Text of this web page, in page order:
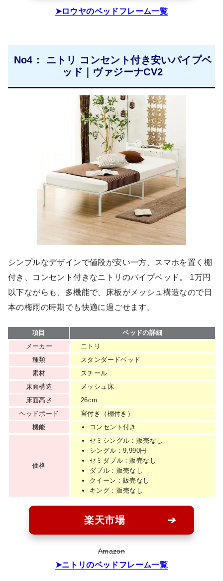
ロウヤのベッドフレーム一覧
No4： ニトリ コンセント付き安いパイプベ
ッド｜ヴァジーナCV2
シンプルなデザインで値段が安い一方、スマホを置く棚
付き、コンセント付きなニトリのパイプベッド。 1万円
以下ながらも、多機能で、床板がメッシュ構造なので日
本の梅雨の時期でも快適に過ごせます。
項目
ベッドの詳細
メーカー
ニトリ
種類
スタンダードベッド
素材
スチール
床面構造
メッシュ床
床面高さ
26cm
ヘッドボード
宮付き（棚付き）
機能
コンセント付き
価格
セミシングル：販売なし
シングル：9,990円
セミダブル：販売なし
ダブル：販売なし
クイーン：販売なし
キング：販売なし
楽天市場
Amazon
ニトリのベッドフレーム一覧